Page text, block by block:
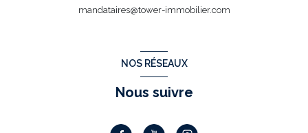
mandataires@tower-immobilier.com
NOS RÉSEAUX
Nous suivre